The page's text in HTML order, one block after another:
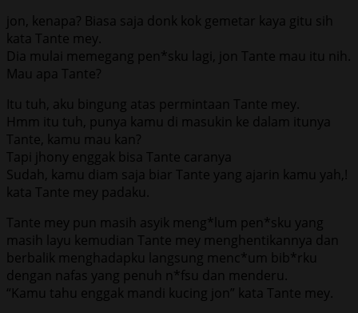
jon, kenapa? Biasa saja donk kok gemetar kaya gitu sih
kata Tante mey.
Dia mulai memegang pen*sku lagi, jon Tante mau itu nih.
Mau apa Tante?
Itu tuh, aku bingung atas permintaan Tante mey.
Hmm itu tuh, punya kamu di masukin ke dalam itunya
Tante, kamu mau kan?
Tapi jhony enggak bisa Tante caranya
Sudah, kamu diam saja biar Tante yang ajarin kamu yah,!
kata Tante mey padaku.
Tante mey pun masih asyik meng*lum pen*sku yang
masih layu kemudian Tante mey menghentikannya dan
berbalik menghadapku langsung menc*um bib*rku
dengan nafas yang penuh n*fsu dan menderu.
“Kamu tahu enggak mandi kucing jon” kata Tante mey.